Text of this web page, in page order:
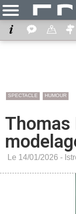
SPECTACLE HUMOUR
Thomas
Le 14/01/2026 -